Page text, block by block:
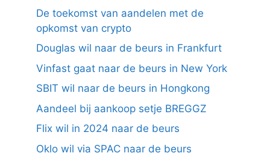
De toekomst van aandelen met de
opkomst van crypto
Douglas wil naar de beurs in Frankfurt
Vinfast gaat naar de beurs in New York
SBIT wil naar de beurs in Hongkong
Aandeel bij aankoop setje BREGGZ
Flix wil in 2024 naar de beurs
Oklo wil via SPAC naar de beurs